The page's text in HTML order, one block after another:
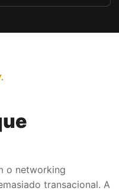
o networking
transacional. A